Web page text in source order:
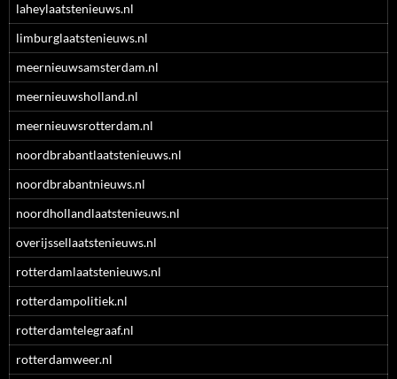
laheylaatstenieuws.nl
limburglaatstenieuws.nl
meernieuwsamsterdam.nl
meernieuwsholland.nl
meernieuwsrotterdam.nl
noordbrabantlaatstenieuws.nl
noordbrabantnieuws.nl
noordhollandlaatstenieuws.nl
overijssellaatstenieuws.nl
rotterdamlaatstenieuws.nl
rotterdampolitiek.nl
rotterdamtelegraaf.nl
rotterdamweer.nl